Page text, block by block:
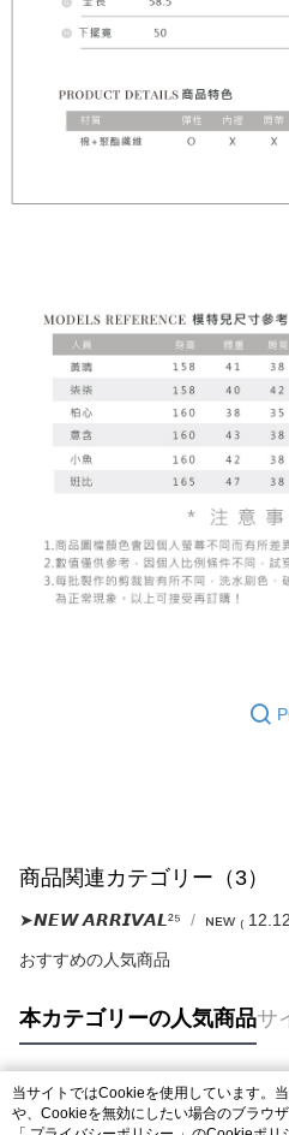
商品関連カテゴリー（3）
➤𝙉𝙀𝙒 𝘼𝙍𝙍𝙄𝙑𝘼𝙇²⁵ ɴᴇᴡ ₍
おすすめの人気商品
本カテゴリーの人気商品サ
人気タグ
当サイトではCookieを使用しています。
や、Cookieを無効にしたい場合のブラウ